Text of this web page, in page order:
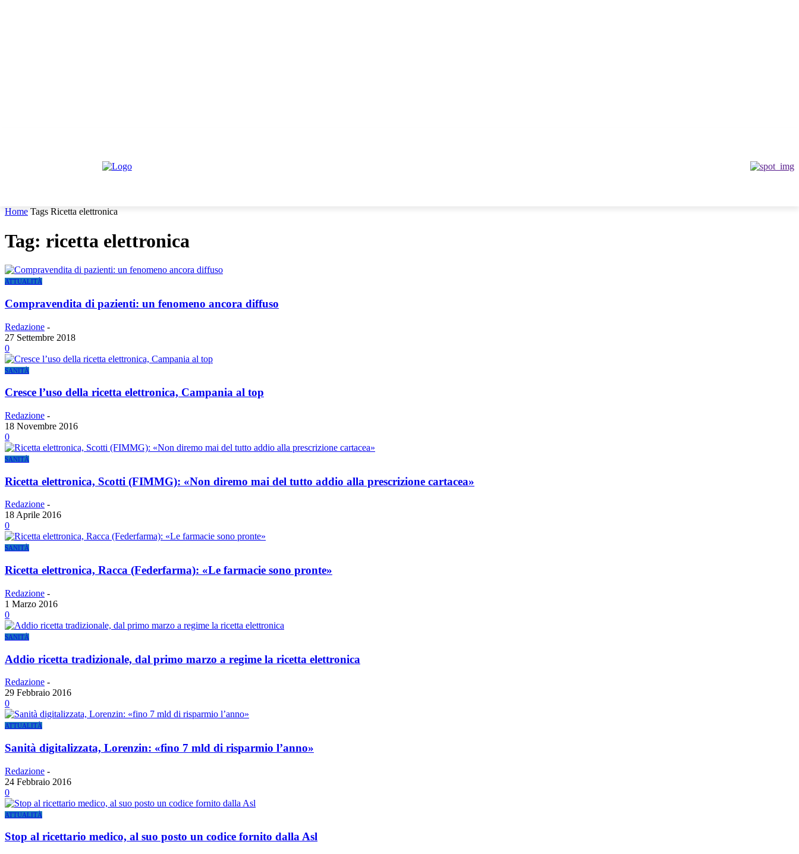
Home Tags Ricetta elettronica
Tag: ricetta elettronica
ATTUALITÀ
Compravendita di pazienti: un fenomeno ancora diffuso
Redazione -
27 Settembre 2018
0
SANITÀ
Cresce l’uso della ricetta elettronica, Campania al top
Redazione -
18 Novembre 2016
0
SANITÀ
Ricetta elettronica, Scotti (FIMMG): «Non diremo mai del tutto addio alla prescrizione cartacea»
Redazione -
18 Aprile 2016
0
SANITÀ
Ricetta elettronica, Racca (Federfarma): «Le farmacie sono pronte»
Redazione -
1 Marzo 2016
0
SANITÀ
Addio ricetta tradizionale, dal primo marzo a regime la ricetta elettronica
Redazione -
29 Febbraio 2016
0
ATTUALITÀ
Sanità digitalizzata, Lorenzin: «fino 7 mld di risparmio l’anno»
Redazione -
24 Febbraio 2016
0
ATTUALITÀ
Stop al ricettario medico, al suo posto un codice fornito dalla Asl